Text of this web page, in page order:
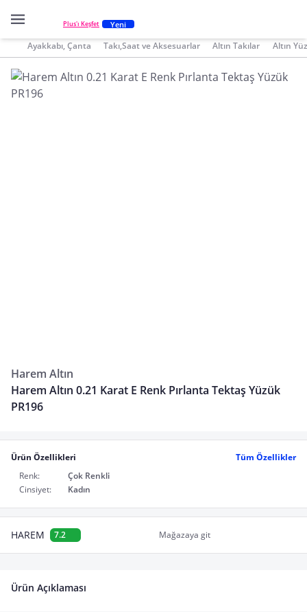
Plus'ı Keşfet Yeni
Ayakkabı, Çanta Takı,Saat ve Aksesuarlar Altın Takılar Altın
Harem Altın
Harem Altın 0.21 Karat E Renk Pırlanta Tektaş Yüzük
PR196
Ürün Özellikleri
Tüm Özellikler
Renk:
Çok Renkli
Cinsiyet:
Kadın
HAREM 7.2 Mağazaya git
Ürün Açıklaması